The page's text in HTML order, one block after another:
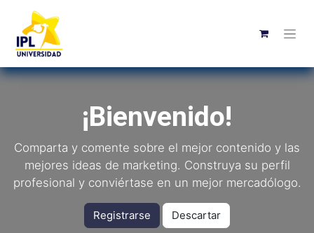
¡Bienvenido!
Comparta y comente sobre el mejor contenido y las
mejores ideas de marketing. Construya su perfil
profesional y conviértase en un mejor mercadólogo.
Registrarse Descartar